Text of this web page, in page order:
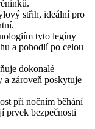
střih, ideální pro
tyto legíny
a pohodlí po celou
dokonalé
a zároveň poskytuje
při nočním běhání
prvek bezpečnosti